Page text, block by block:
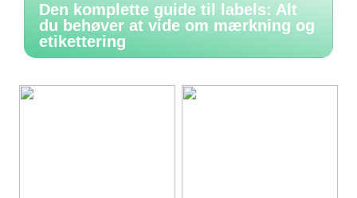
Den komplette guide til labels: Alt
du behøver at vide om mærkning og
etikettering